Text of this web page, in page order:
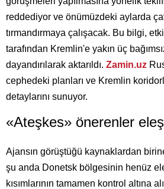
reddediyor ve önümüzdeki aylarda
tırmandırmaya çalışacak. Bu bilgi,
tarafından Kremlin'e yakın üç
dayandırılarak aktarıldı. Zamin.uz
cephedeki planları ve Kremlin
detaylarını sunuyor.
«Ateşkes» önerenler
Ajansın görüştüğü kaynaklardan
şu anda Donetsk bölgesinin henüz
kısımlarının tamamen kontrol altına